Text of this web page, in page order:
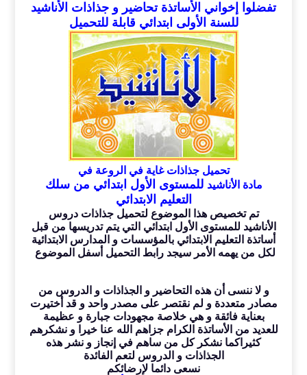
تفضلوا إخواني الأساتذة تحاضير و جذاذات الأناشيد
للسنة الأولى ابتدائي قابلة للتحميل
تحميل جذاذات غاية في الروعة في
مادة الأناشيد للمستوى الأول ابتدائي من سلك
التعليم الابتدائي
تم تخصيص هذا الموضوع لتحميل جذاذات دروس
الأناشيد للمستوى الأول ابتدائي التي يتم تدريسها من قبل
أساتذة التعليم الابتدائي بالمؤسسات و المدارس الابتدائية
لكل من يهمه الأمر سيجد رابط التحميل أسفل الموضوع
و لا ننسى أن هذه التحاضير و الجذاذات و الدروس من
مصادر متعددة و لم نقتصر على مصدر واحد و قد أختيرت
بعناية فائقة و هي خلاصة مجهودات جبارة و عظيمة
للعديد من الأساتذة الكرام جزاهم الله عنا خيرا و نشكرهم
كثيراكما نشكر كل من ساهم في إنجاز و نشر هذه
الجذاذات و الدروس لتعم الفائدة
نسعى دائما لإرضائكم